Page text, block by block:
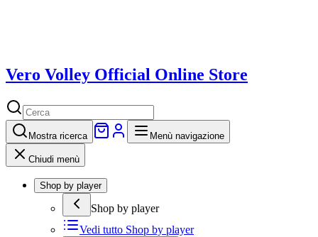
Vero Volley Official Online Store
Mostra ricerca Menù navigazione
Chiudi menù
Shop by player
Shop by player
Vedi tutto Shop by player